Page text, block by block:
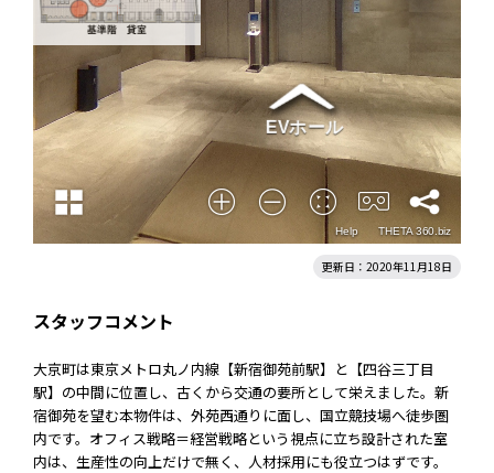
更新日：2020年11月18日
スタッフコメント
大京町は東京メトロ丸ノ内線【新宿御苑前駅】と【四谷三丁目
駅】の中間に位置し、古くから交通の要所として栄えました。新
宿御苑を望む本物件は、外苑西通りに面し、国立競技場へ徒歩圏
内です。オフィス戦略＝経営戦略という視点に立ち設計された室
内は、生産性の向上だけで無く、人材採用にも役立つはずです。